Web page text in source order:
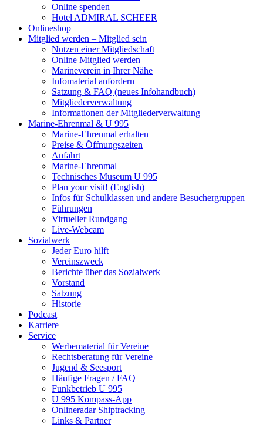
Online spenden
Hotel ADMIRAL SCHEER
Onlineshop
Mitglied werden – Mitglied sein
Nutzen einer Mitgliedschaft
Online Mitglied werden
Marineverein in Ihrer Nähe
Infomaterial anfordern
Satzung & FAQ (neues Infohandbuch)
Mitgliederverwaltung
Informationen der Mitgliederverwaltung
Marine-Ehrenmal & U 995
Marine-Ehrenmal erhalten
Preise & Öffnungszeiten
Anfahrt
Marine-Ehrenmal
Technisches Museum U 995
Plan your visit! (English)
Infos für Schulklassen und andere Besuchergruppen
Führungen
Virtueller Rundgang
Live-Webcam
Sozialwerk
Jeder Euro hilft
Vereinszweck
Berichte über das Sozialwerk
Vorstand
Satzung
Historie
Podcast
Karriere
Service
Werbematerial für Vereine
Rechtsberatung für Vereine
Jugend & Seesport
Häufige Fragen / FAQ
Funkbetrieb U 995
U 995 Kompass-App
Onlineradar Shiptracking
Links & Partner